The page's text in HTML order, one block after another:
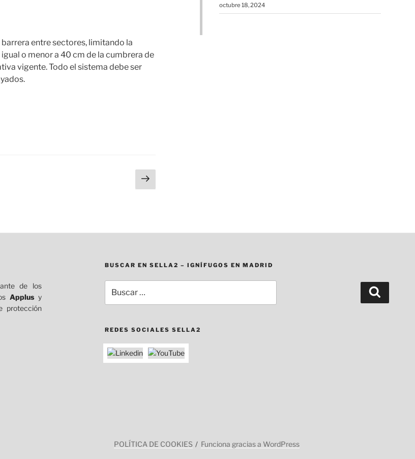
entre sectores, limitando la
o menor a 40 cm de la cumbrera de
vigente. Todo el sistema debe ser
Siguiente
página
octubre 18, 2024
de los
Applus y
protección
BUSCAR EN SELLA2 – IGNÍFUGOS EN MADRID
por:
REDES SOCIALES SELLA2
POLÍTICA DE COOKIES Funciona gracias a WordPress